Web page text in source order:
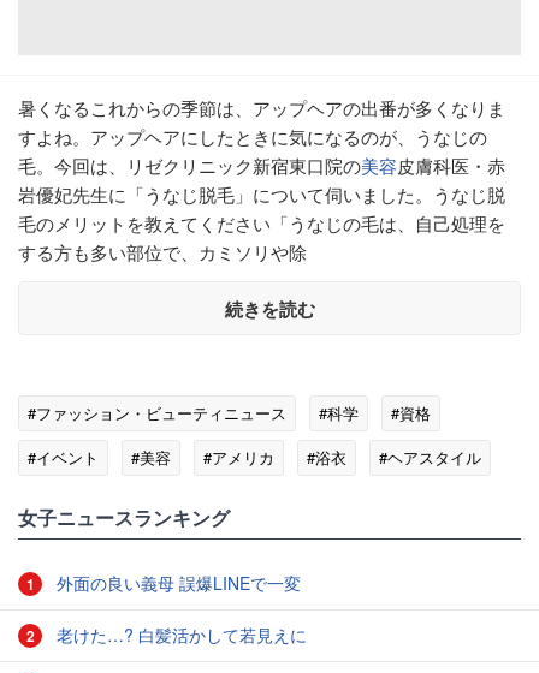
暑くなるこれからの季節は、アップヘアの出番が多くなりま
すよね。アップヘアにしたときに気になるのが、うなじの
毛。今回は、リゼクリニック新宿東口院の美容皮膚科医・赤
岩優妃先生に「うなじ脱毛」について伺いました。うなじ脱
毛のメリットを教えてください「うなじの毛は、自己処理を
する方も多い部位で、カミソリや除
続きを読む
#ファッション・ビューティニュース #科学
#資格
#イベント
#美容 #アメリカ #浴衣
#ヘアスタイル
女子ニュースランキング
1 外面の良い義母 誤爆LINEで一変
2 老けた…? 白髪活かして若見えに